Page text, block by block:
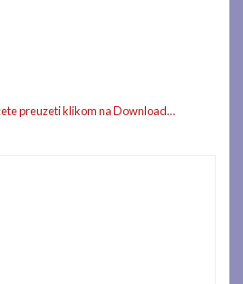
preuzeti klikom na Download…